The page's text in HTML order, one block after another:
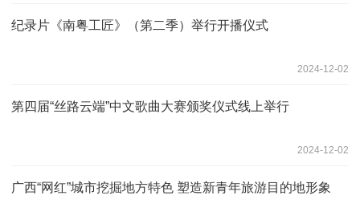
纪录片《南粤工匠》（第二季）举行开播仪式
2024-12-02
第四届“丝路云端”中文歌曲大赛颁奖仪式线上举行
2024-12-02
广西“网红”城市挖掘地方特色 塑造新青年旅游目的地形象